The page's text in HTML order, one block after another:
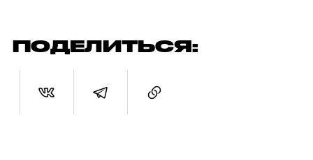
ПОДЕЛИТЬСЯ: